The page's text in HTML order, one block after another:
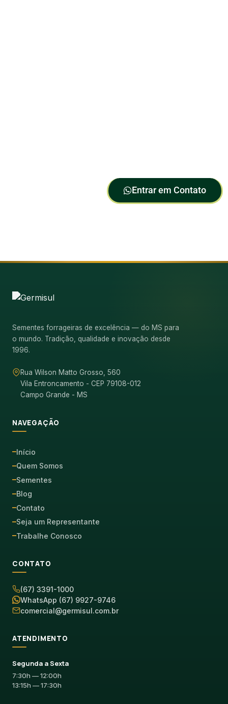
Entrar em Contato
Sementes forrageiras de excelência — do MS para
o mundo. Tradição, qualidade e inovação desde
1996.
Rua Wilson Matto Grosso, 560
Vila Entroncamento - CEP 79108-012
Campo Grande - MS
NAVEGAÇÃO
Início
Quem Somos
Sementes
Blog
Contato
Seja um Representante
Trabalhe Conosco
CONTATO
(67) 3391-1000
WhatsApp (67) 9927-9746
comercial@germisul.com.br
ATENDIMENTO
Segunda a Sexta
7:30h — 12:00h
13:15h — 17:30h